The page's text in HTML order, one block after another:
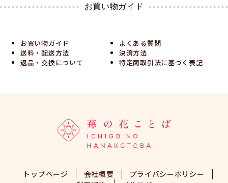
お買い物ガイド
お買い物ガイド
よくある質問
送料・配送方法
決済方法
返品・交換について
特定商取引法に基づく表記
トップページ 会社概要
プライバシーポリシー